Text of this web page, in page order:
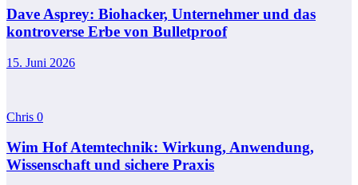
Dave Asprey: Biohacker, Unternehmer und das
kontroverse Erbe von Bulletproof
15. Juni 2026
Chris 0
Wim Hof Atemtechnik: Wirkung, Anwendung,
Wissenschaft und sichere Praxis